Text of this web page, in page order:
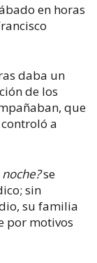
en horas
daba un
de los
que
a
se
sin
su familia
por motivos